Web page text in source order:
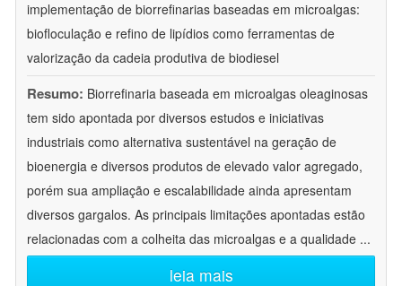
implementação de biorrefinarias baseadas em microalgas:
biofloculação e refino de lipídios como ferramentas de
valorização da cadeia produtiva de biodiesel
Resumo: Biorrefinaria baseada em microalgas oleaginosas
tem sido apontada por diversos estudos e iniciativas
industriais como alternativa sustentável na geração de
bioenergia e diversos produtos de elevado valor agregado,
porém sua ampliação e escalabilidade ainda apresentam
diversos gargalos. As principais limitações apontadas estão
relacionadas com a colheita das microalgas e a qualidade ...
leia mais